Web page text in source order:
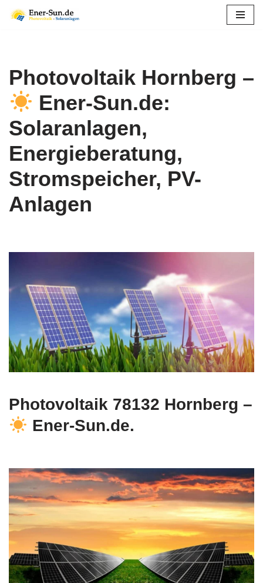
Photovoltaik Hornberg –
Ener-Sun.de:
Solaranlagen,
Energieberatung,
Stromspeicher, PV-
Anlagen
Photovoltaik 78132 Hornberg –
Ener-Sun.de.